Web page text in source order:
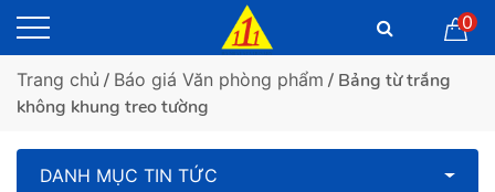
0
Trang chủ / Báo giá Văn phòng phẩm / Bảng từ trắng
không khung treo tường
DANH MỤC TIN TỨC